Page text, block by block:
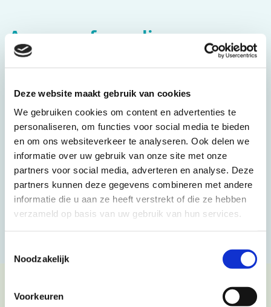
Deze website maakt gebruik van cookies
We gebruiken cookies om content en advertenties te
personaliseren, om functies voor social media te bieden
en om ons websiteverkeer te analyseren. Ook delen we
informatie over uw gebruik van onze site met onze
partners voor social media, adverteren en analyse. Deze
partners kunnen deze gegevens combineren met andere
informatie die u aan ze heeft verstrekt of die ze hebben
verzameld op basis van uw gebruik van hun services.
Noodzakelijk
Voorkeuren
Aanvraagformulier
Feestje / bedrijfsuitje
Praktische informatie
Locatie: CKC, Zoetermeer
Datum en tijd: op afspraak
Kosten: op aanvraag